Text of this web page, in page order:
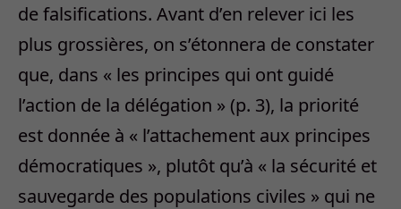
de falsifications. Avant d’en relever ici les
plus grossières, on s’étonnera de constater
que, dans « les principes qui ont guidé
l’action de la délégation » (p. 3), la priorité
est donnée à « l’attachement aux principes
démocratiques », plutôt qu’à « la sécurité et
sauvegarde des populations civiles » qui ne